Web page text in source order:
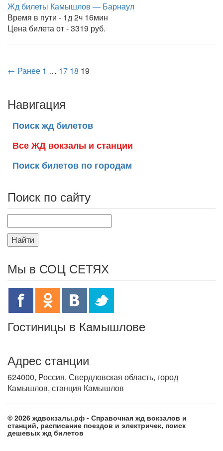
Жд билеты Камышлов — Барнаул
Время в пути - 1д 2ч 16мин
Цена билета от - 3319 руб.
← Ранее 1 … 17 18 19
Навигация
Поиск жд билетов
Все ЖД вокзалы и станции
Поиск билетов по городам
Поиск по сайту
Найти
Мы в СОЦ СЕТЯХ
Гостиницы в Камышлове
Адрес станции
624000, Россия, Свердловская область, город
Камышлов, станция Камышлов
© 2026 ждвокзалы.рф - Справочная жд вокзалов и
станций, расписание поездов и электричек, поиск
дешевых жд билетов